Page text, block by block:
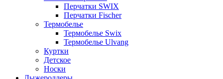
Перчатки SWIX
Перчатки Fischer
Термобелье
Термобелье Swix
Термобелье Ulvang
Куртки
Детское
Носки